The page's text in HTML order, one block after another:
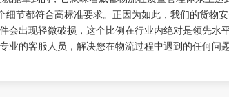
节都符合高标准要求。正因为如此，我们的货物
出现轻微破损，这个比例在行业内绝对是领先水
的客服人员，解决您在物流过程中遇到的任何问题